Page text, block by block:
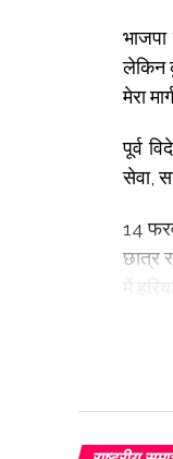
लेकिन
मेरा
पूर्व
सेवा,
14
छात्र
1998